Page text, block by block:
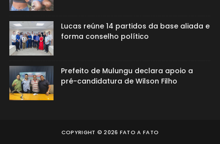
Lucas reúne 14 partidos da base aliada e
forma conselho político
Prefeito de Mulungu declara apoio a
pré-candidatura de Wilson Filho
COPYRIGHT ©2026 FATO A FATO